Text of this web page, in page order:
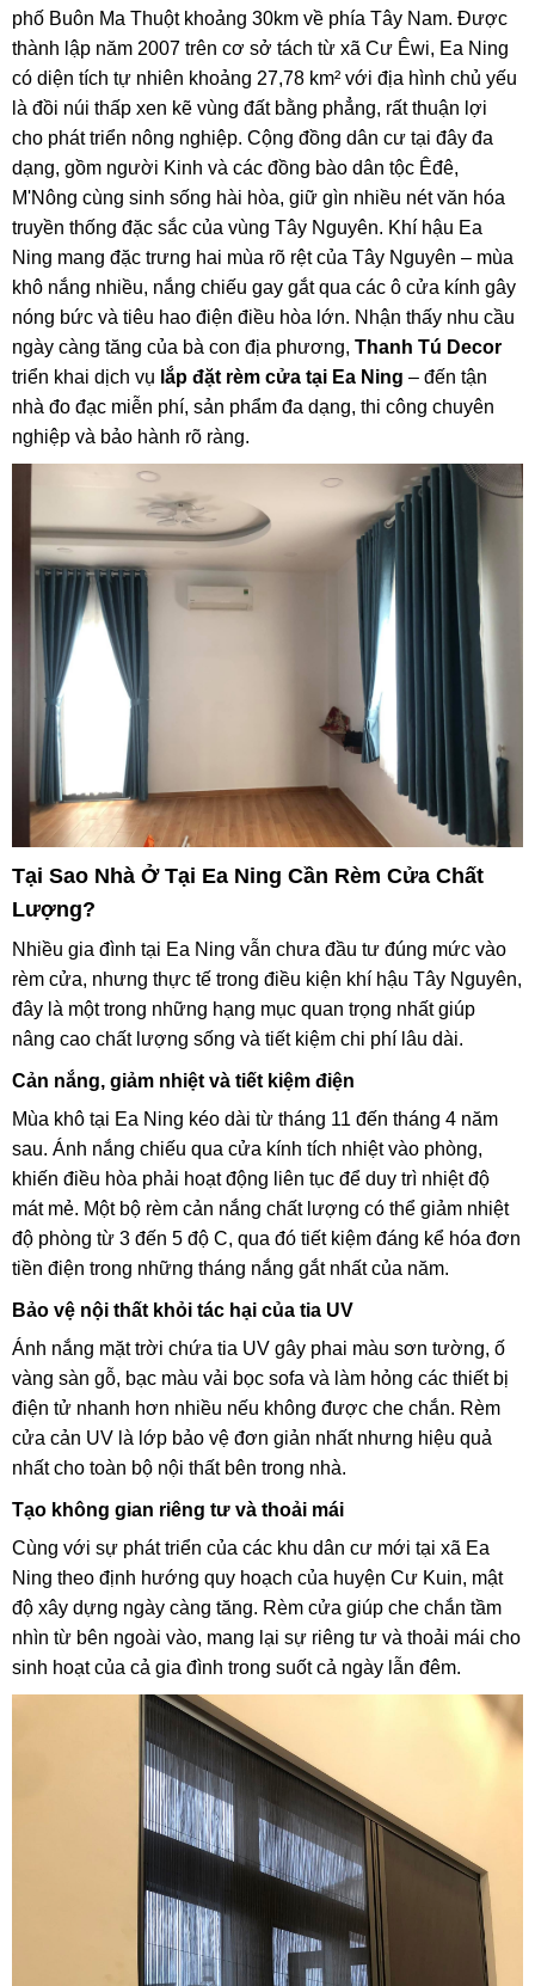
phố Buôn Ma Thuột khoảng 30km về phía Tây Nam. Được
thành lập năm 2007 trên cơ sở tách từ xã Cư Êwi, Ea Ning
có diện tích tự nhiên khoảng 27,78 km² với địa hình chủ yếu
là đồi núi thấp xen kẽ vùng đất bằng phẳng, rất thuận lợi
cho phát triển nông nghiệp. Cộng đồng dân cư tại đây đa
dạng, gồm người Kinh và các đồng bào dân tộc Êđê,
M'Nông cùng sinh sống hài hòa, giữ gìn nhiều nét văn hóa
truyền thống đặc sắc của vùng Tây Nguyên. Khí hậu Ea
Ning mang đặc trưng hai mùa rõ rệt của Tây Nguyên – mùa
khô nắng nhiều, nắng chiếu gay gắt qua các ô cửa kính gây
nóng bức và tiêu hao điện điều hòa lớn. Nhận thấy nhu cầu
ngày càng tăng của bà con địa phương, Thanh Tú Decor
triển khai dịch vụ lắp đặt rèm cửa tại Ea Ning – đến tận
nhà đo đạc miễn phí, sản phẩm đa dạng, thi công chuyên
nghiệp và bảo hành rõ ràng.
Tại Sao Nhà Ở Tại Ea Ning Cần Rèm Cửa Chất
Lượng?
Nhiều gia đình tại Ea Ning vẫn chưa đầu tư đúng mức vào
rèm cửa, nhưng thực tế trong điều kiện khí hậu Tây Nguyên,
đây là một trong những hạng mục quan trọng nhất giúp
nâng cao chất lượng sống và tiết kiệm chi phí lâu dài.
Cản nắng, giảm nhiệt và tiết kiệm điện
Mùa khô tại Ea Ning kéo dài từ tháng 11 đến tháng 4 năm
sau. Ánh nắng chiếu qua cửa kính tích nhiệt vào phòng,
khiến điều hòa phải hoạt động liên tục để duy trì nhiệt độ
mát mẻ. Một bộ rèm cản nắng chất lượng có thể giảm nhiệt
độ phòng từ 3 đến 5 độ C, qua đó tiết kiệm đáng kể hóa đơn
tiền điện trong những tháng nắng gắt nhất của năm.
Bảo vệ nội thất khỏi tác hại của tia UV
Ánh nắng mặt trời chứa tia UV gây phai màu sơn tường, ố
vàng sàn gỗ, bạc màu vải bọc sofa và làm hỏng các thiết bị
điện tử nhanh hơn nhiều nếu không được che chắn. Rèm
cửa cản UV là lớp bảo vệ đơn giản nhất nhưng hiệu quả
nhất cho toàn bộ nội thất bên trong nhà.
Tạo không gian riêng tư và thoải mái
Cùng với sự phát triển của các khu dân cư mới tại xã Ea
Ning theo định hướng quy hoạch của huyện Cư Kuin, mật
độ xây dựng ngày càng tăng. Rèm cửa giúp che chắn tầm
nhìn từ bên ngoài vào, mang lại sự riêng tư và thoải mái cho
sinh hoạt của cả gia đình trong suốt cả ngày lẫn đêm.